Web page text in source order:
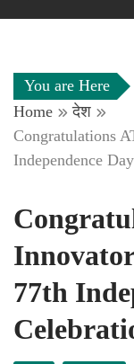
You are Here
Home
देश
Congratulations
Independence
77th